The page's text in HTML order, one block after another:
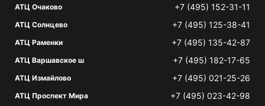
АТЦ Очаково +7 (495) 152-31-11
АТЦ Солнцево +7 (495) 125-38-41
АТЦ Раменки +7 (495) 135-42-87
АТЦ Варшавское ш +7 (495) 182-17-65
АТЦ Измайлово +7 (495) 021-25-26
АТЦ Проспект Мира +7 (495) 023-42-98